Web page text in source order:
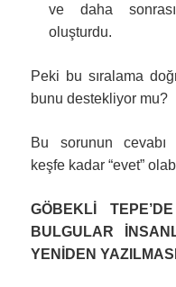
ve daha
oluşturdu.
Peki bu sıralama
bunu destekliyor mu?
Bu sorunun cevabı
keşfe kadar “evet”
GÖBEKLİ
BULGULAR
YENİDEN